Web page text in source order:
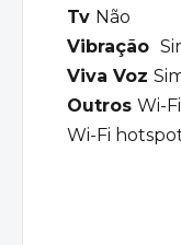
Tv Não
Vibração
Viva Voz
Outros Wi-
Wi-Fi